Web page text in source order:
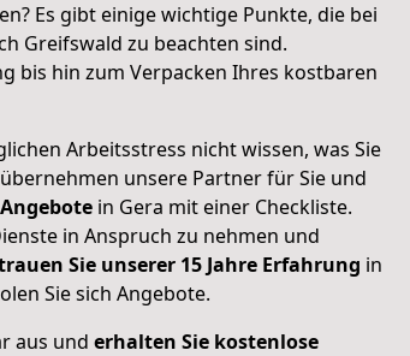
Es gibt einige wichtige Punkte, die bei
Greifswald zu beachten sind.
bis hin zum Verpacken Ihres kostbaren
Arbeitsstress nicht wissen, was Sie
unsere Partner für Sie und
in Gera mit einer Checkliste.
in Anspruch zu nehmen und
Sie unserer 15 Jahre Erfahrung in
Sie sich Angebote.
aus und erhalten Sie kostenlose